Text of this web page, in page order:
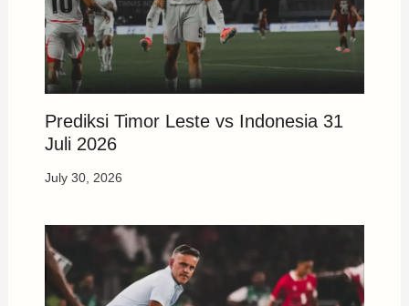
Prediksi Timor Leste vs Indonesia 31
Juli 2026
July 30, 2026